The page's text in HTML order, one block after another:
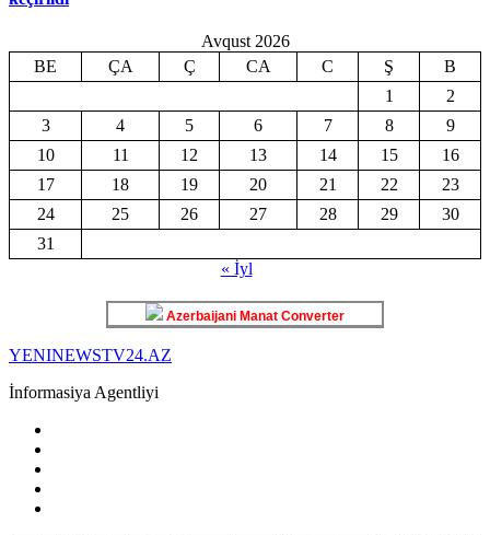
Avqust 2026
BE
ÇA Ç CA C Ş
B
1
2
3
4 5 6 7 8
9
10
11 12 13 14 15
16
17
18 19 20 21 22
23
24
25 26 27 28 29
30
31
« İyl
Azerbaijani Manat Converter
YENINEWSTV24.AZ
İnformasiya Agentliyi